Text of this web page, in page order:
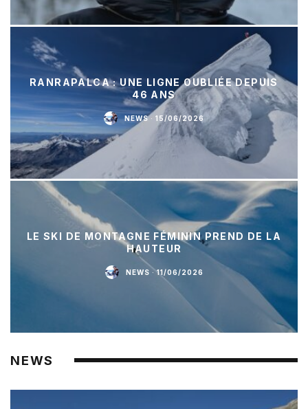
RANRAPALCA : UNE LIGNE OUBLIÉE DEPUIS
46 ANS
NEWS · 15/06/2026
LE SKI DE MONTAGNE FÉMININ PREND DE LA
HAUTEUR
NEWS · 11/06/2026
NEWS